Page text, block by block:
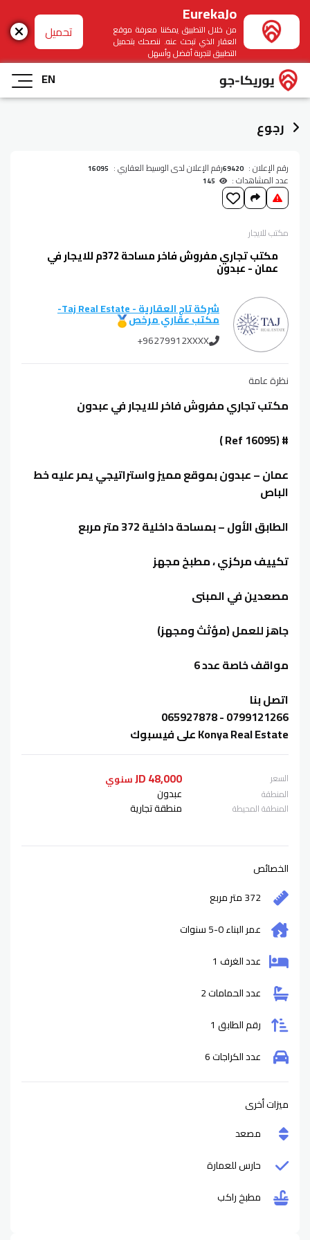
EurekaJo
من خلال التطبيق يمكننا معرفة موقع
العقار الذي تبحث عنه. ننصحك بتحميل
التطبيق لتجربة أفضل وأسهل
تحميل
EN
رجوع
رقم الإعلان : 69420رقم الإعلان لدى الوسيط العقاري : 16095
عدد المشاهدات :
مكتبللايجار
مكتب تجاري مفروش فاخر مساحة 372م للايجار في
عمان - عبدون
شركة تاج العقارية - Taj Real Estate -
مكتب عقاري مرخص
+96279912XXXX
نظرة عامة
مكتب تجاري مفروش فاخر للايجار في عبدون
# (Ref 16095 )
عمان – عبدون بموقع مميز واستراتيجي يمر عليه خط
الباص
الطابق الأول – بمساحة داخلية 372 متر مربع
تكييف مركزي ، مطبخ مجهز
مصعدين في المبنى
جاهز للعمل (مؤثث ومجهز)
مواقف خاصة عدد 6
اتصل بنا
0799121266 - 065927878
Konya Real Estate على فيسبوك
السعر 48,000 JD سنوي
المنطقة عبدون
المنطقة المحيطة منطقة تجارية
الخصائص
372 متر مربع
عمر البناء0-5
سنوات
عدد الغرف 1
عدد الحمامات 2
رقم الطابق 1
عدد الكراجات 6
ميزات أخرى
مصعد
حارس للعمارة
مطبخ راكب